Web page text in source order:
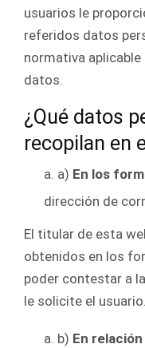
usuarios le
referidos datos
normativa
datos.
¿Qué datos
recopilan en
a) En los
dirección de
El titular de esta
obtenidos en los
poder contestar a
le solicite el usuario.
b) En